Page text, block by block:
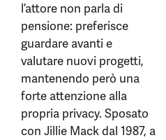
l’attore non parla di
pensione: preferisce
guardare avanti e
valutare nuovi progetti,
mantenendo però una
forte attenzione alla
propria privacy. Sposato
con Jillie Mack dal 1987, a